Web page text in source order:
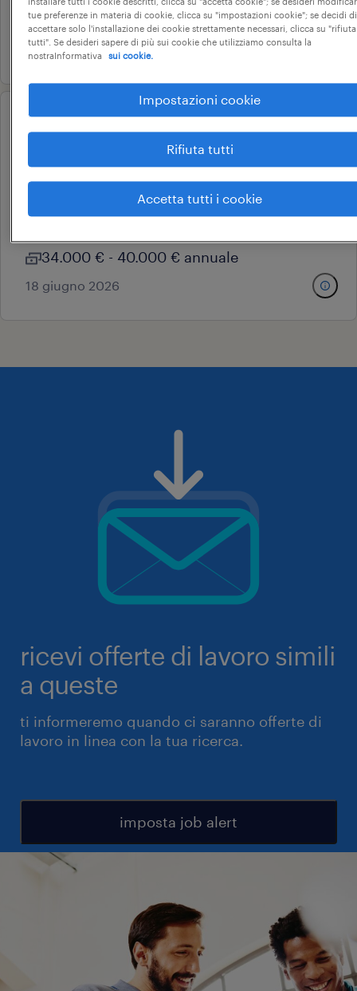
28.000 € - 34.000 € annuale
8 luglio 2026
cyber security specialist
(m/f/nb) - milano (mi) /
mogliano veneto (tv)
mogliano veneto, veneto
34.000 € - 40.000 € annuale
18 giugno 2026
ricevi offerte di lavoro simili
a queste
ti informeremo quando ci saranno offerte di
lavoro in linea con la tua ricerca.
imposta job alert
tue preferenze in materia di cookie, clicca su "impostazioni cookie"; se decidi di
accettare solo l'installazione dei cookie strettamente necessari, clicca su "rifiuta
tutti". Se desideri sapere di più sui cookie che utilizziamo consulta la
nostraInformativa
sui cookie.
Impostazioni cookie
Rifiuta tutti
Accetta tutti i cookie